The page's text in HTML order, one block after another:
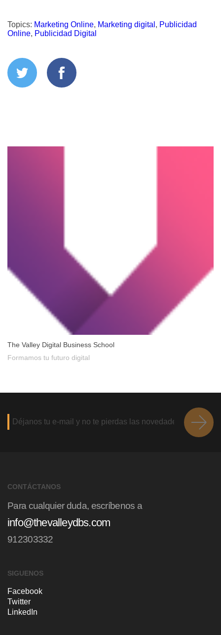
Topics: Marketing Online, Marketing digital , Publicidad
Online, Publicidad Digital
The Valley Digital Business School
Formamos tu futuro digital
CONTÁCTANOS
Para cualquier duda, escríbenos a
info@thevalleydbs.com
912303332
SIGUENOS
Facebook
Twitter
LinkedIn